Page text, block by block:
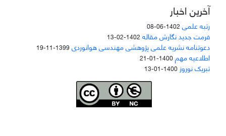
آخرین اخبار
رتبه علمی 1402-06-08
فرمت جدید نگارش مقاله 1402-02-13
دعوتنامه نشریه علمی پژوهشی مهندسی هوانوردی1399-11-19
اطلاعیه مهم1400-01-21
تبریک نوروز 1400-01-13